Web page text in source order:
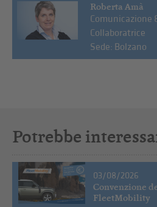
Roberta Amà
Comunicazione
Collaboratrice
Sede: Bolzano
Potrebbe
03/08/2026
Convenzione
FleetMobility